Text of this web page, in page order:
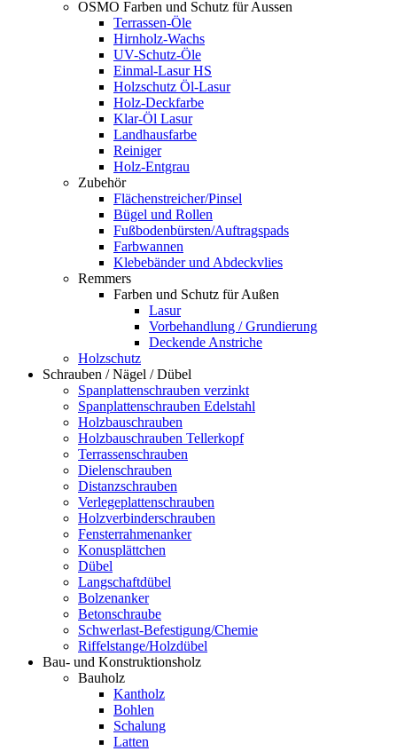
OSMO Farben und Schutz für Aussen
Terrassen-Öle
Hirnholz-Wachs
UV-Schutz-Öle
Einmal-Lasur HS
Holzschutz Öl-Lasur
Holz-Deckfarbe
Klar-Öl Lasur
Landhausfarbe
Reiniger
Holz-Entgrau
Zubehör
Flächenstreicher/Pinsel
Bügel und Rollen
Fußbodenbürsten/Auftragspads
Farbwannen
Klebebänder und Abdeckvlies
Remmers
Farben und Schutz für Außen
Lasur
Vorbehandlung / Grundierung
Deckende Anstriche
Holzschutz
Schrauben / Nägel / Dübel
Spanplattenschrauben verzinkt
Spanplattenschrauben Edelstahl
Holzbauschrauben
Holzbauschrauben Tellerkopf
Terrassenschrauben
Dielenschrauben
Distanzschrauben
Verlegeplattenschrauben
Holzverbinderschrauben
Fensterrahmenanker
Konusplättchen
Dübel
Langschaftdübel
Bolzenanker
Betonschraube
Schwerlast-Befestigung/Chemie
Riffelstange/Holzdübel
Bau- und Konstruktionsholz
Bauholz
Kantholz
Bohlen
Schalung
Latten